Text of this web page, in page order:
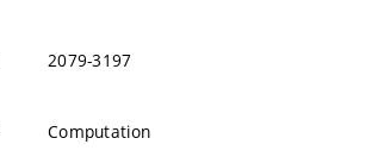
2079-3197
Computation